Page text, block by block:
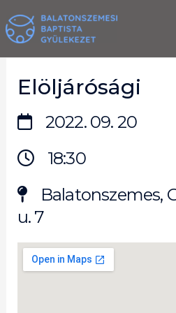
to
content
Elöljárósági
2022. 09. 20
18:30
Balatonszemes,
u. 7